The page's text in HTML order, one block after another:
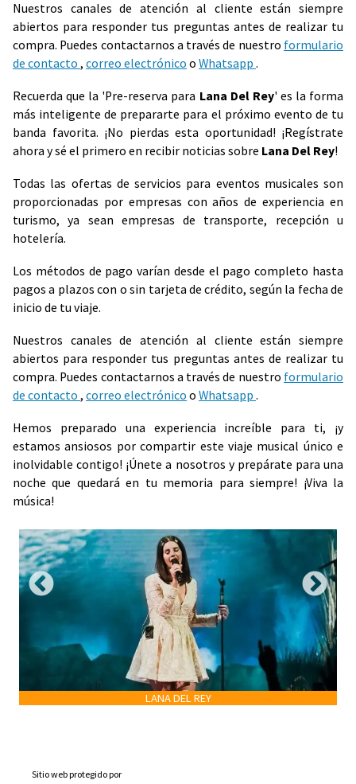
Nuestros canales de atención al cliente están siempre
abiertos para responder tus preguntas antes de realizar tu
compra. Puedes contactarnos a través de nuestro formulario
de contacto , correo electrónico o Whatsapp .
Recuerda que la 'Pre-reserva para Lana Del Rey' es la forma
más inteligente de prepararte para el próximo evento de tu
banda favorita. ¡No pierdas esta oportunidad! ¡Regístrate
ahora y sé el primero en recibir noticias sobre Lana Del Rey!
Todas las ofertas de servicios para eventos musicales son
proporcionadas por empresas con años de experiencia en
turismo, ya sean empresas de transporte, recepción u
hotelería.
Los métodos de pago varían desde el pago completo hasta
pagos a plazos con o sin tarjeta de crédito, según la fecha de
inicio de tu viaje.
Nuestros canales de atención al cliente están siempre
abiertos para responder tus preguntas antes de realizar tu
compra. Puedes contactarnos a través de nuestro formulario
de contacto , correo electrónico o Whatsapp .
Hemos preparado una experiencia increíble para ti, ¡y
estamos ansiosos por compartir este viaje musical único e
inolvidable contigo! ¡Únete a nosotros y prepárate para una
noche que quedará en tu memoria para siempre! ¡Viva la
música!
LANA DEL REY
Sitio web protegido por